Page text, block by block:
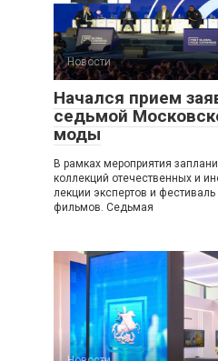
Новости
Начался прием
седьмой
моды
В рамках мероприятия
коллекций отечественных и
лекции экспертов и
фильмов. Седьмая